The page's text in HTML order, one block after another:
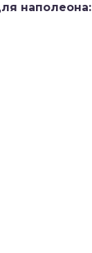
наполеона: